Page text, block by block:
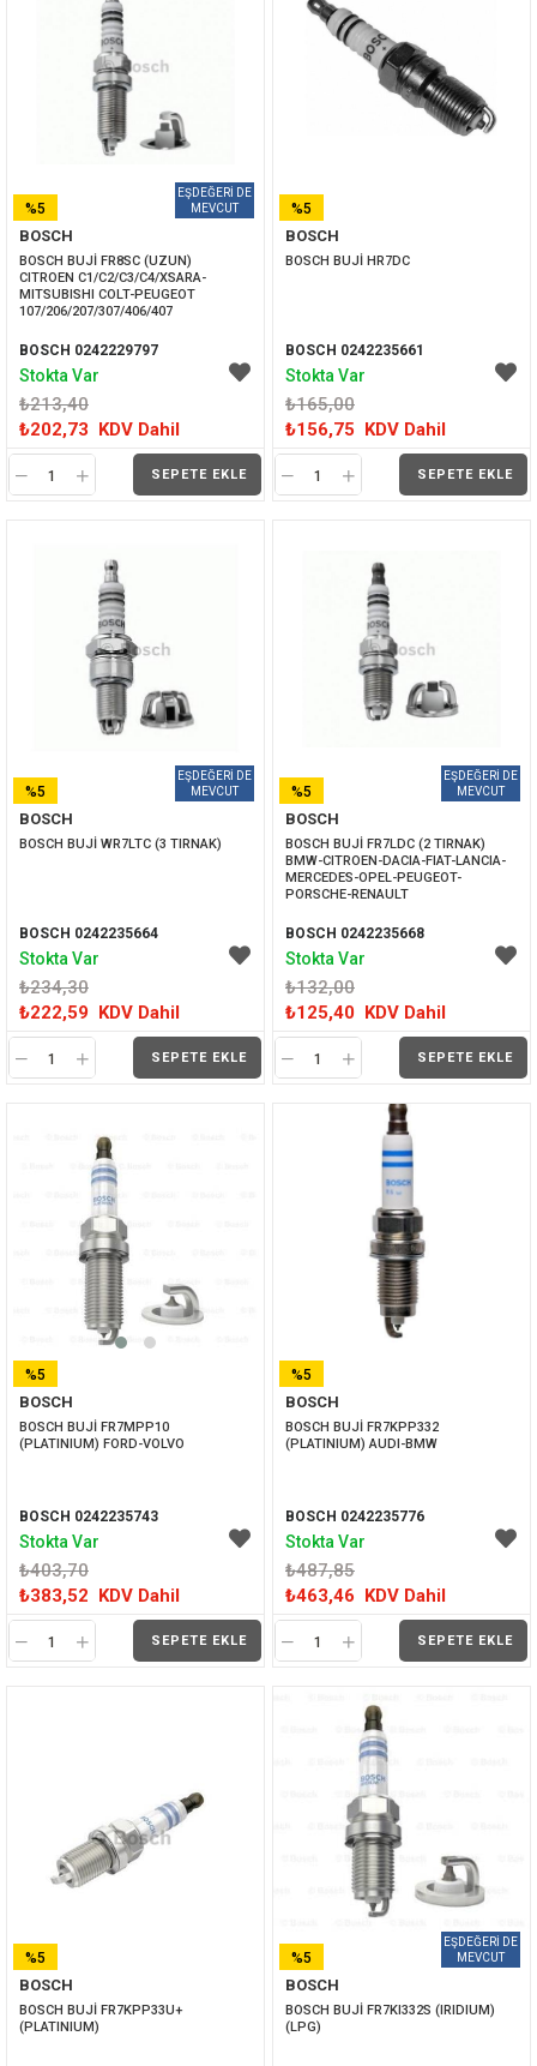
BOSCH
BOSCH BUJİ FR8SC (UZUN)
CITROEN C1/C2/C3/C4/XSARA-
MITSUBISHI COLT-PEUGEOT
107/206/207/307/406/407
BOSCH 0242229797
₺213,40
₺202,73 KDV Dahil
SEPETE EKLE
%5
İNDIRIM
Stokta Var
BOSCH
BOSCH BUJİ HR7DC
BOSCH 0242235661
₺165,00
₺156,75 KDV Dahil
SEPETE EKLE
%5
İNDIRIM
Stokta Var
BOSCH
BOSCH BUJİ WR7LTC (3 TIRNAK)
BOSCH 0242235664
₺234,30
₺222,59 KDV Dahil
SEPETE EKLE
%5
İNDIRIM
Stokta Var
BOSCH
BOSCH BUJİ FR7LDC (2 TIRNAK)
BMW-CITROEN-DACIA-FIAT-LANCIA-
MERCEDES-OPEL-PEUGEOT-
PORSCHE-RENAULT
BOSCH 0242235668
₺132,00
₺125,40 KDV Dahil
SEPETE EKLE
%5
İNDIRIM
Stokta Var
BOSCH
BOSCH BUJİ FR7MPP10
(PLATINIUM) FORD-VOLVO
BOSCH 0242235743
₺403,70
₺383,52 KDV Dahil
SEPETE EKLE
%5
İNDIRIM
Stokta Var
BOSCH
BOSCH BUJİ FR7KPP332
(PLATINIUM) AUDI-BMW
BOSCH 0242235776
₺487,85
₺463,46 KDV Dahil
SEPETE EKLE
%5
İNDIRIM
Stokta Var
BOSCH
BOSCH BUJİ FR7KPP33U+
(PLATINIUM)
%5
İNDIRIM
BOSCH
BOSCH BUJİ FR7KI332S (IRIDIUM)
(LPG)
%5
İNDIRIM